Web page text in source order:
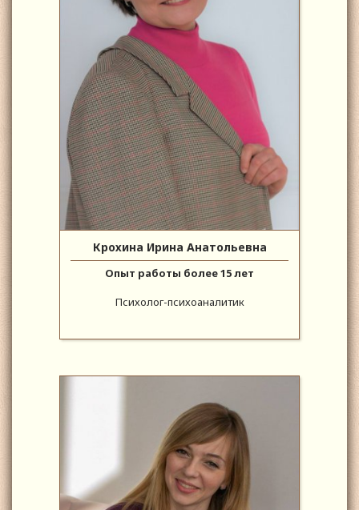
Крохина Ирина Анатольевна
Опыт работы более 15 лет
Психолог-психоаналитик